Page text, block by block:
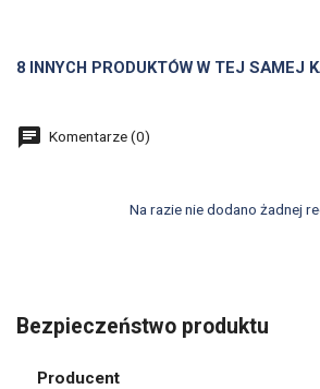
8 INNYCH PRODUKTÓW W TEJ SAMEJ
Komentarze (0)
Na razie nie dodano żadnej
Bezpieczeństwo produktu
Producent